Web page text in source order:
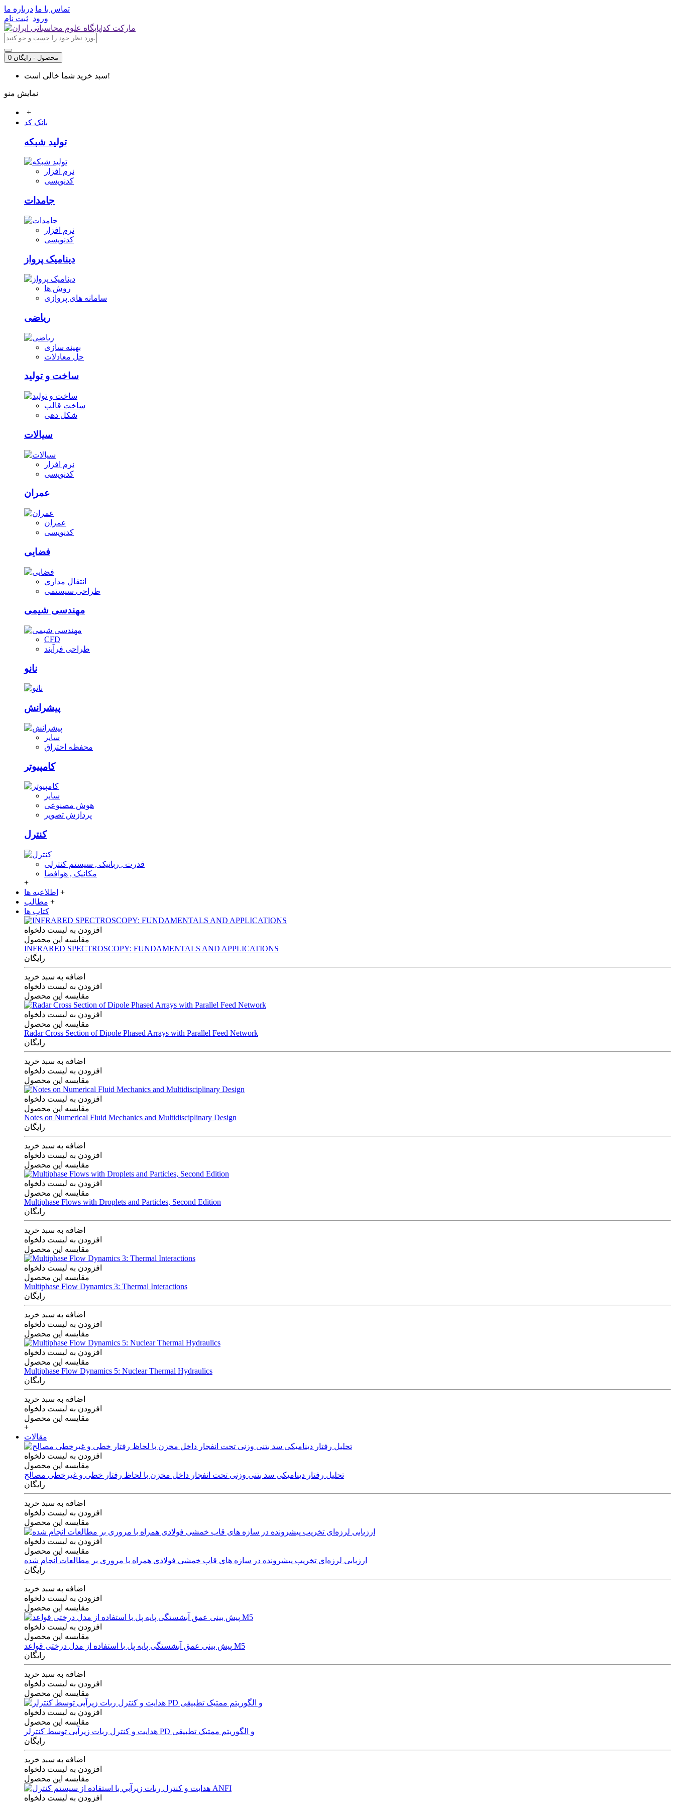
تماس با ما درباره ما
ورود ثبت نام
0 محصول - رایگان
سبد خرید شما خالی است!
نمایش منو
+
بانک کد
تولید شبکه
نرم افزار
کدنویسی
جامدات
نرم افزار
کدنویسی
دینامیک پرواز
روش ها
سامانه های پروازی
ریاضی
بهینه سازی
حل معادلات
ساخت و تولید
ساخت قالب
شکل دهی
سیالات
نرم افزار
کدنویسی
عمران
عمران
کدنویسی
فضایی
انتقال مداری
طراحی سیستمی
مهندسی شیمی
CFD
طراحی فرآیند
نانو
پیشرانش
سایر
محفظه احتراق
کامپیوتر
سایر
هوش مصنوعی
پردازش تصویر
کنترل
قدرت , رباتیک , سیستم کنترلی
مکانیک , هوافضا
+
اطلاعیه ها +
مطالب +
کتاب ها
افزودن به لیست دلخواه
مقایسه این محصول
INFRARED SPECTROSCOPY: FUNDAMENTALS AND APPLICATIONS
رایگان
اضافه به سبد خرید
افزودن به لیست دلخواه
مقایسه این محصول
افزودن به لیست دلخواه
مقایسه این محصول
Radar Cross Section of Dipole Phased Arrays with Parallel Feed Network
رایگان
اضافه به سبد خرید
افزودن به لیست دلخواه
مقایسه این محصول
افزودن به لیست دلخواه
مقایسه این محصول
Notes on Numerical Fluid Mechanics and Multidisciplinary Design
رایگان
اضافه به سبد خرید
افزودن به لیست دلخواه
مقایسه این محصول
افزودن به لیست دلخواه
مقایسه این محصول
Multiphase Flows with Droplets and Particles, Second Edition
رایگان
اضافه به سبد خرید
افزودن به لیست دلخواه
مقایسه این محصول
افزودن به لیست دلخواه
مقایسه این محصول
Multiphase Flow Dynamics 3: Thermal Interactions
رایگان
اضافه به سبد خرید
افزودن به لیست دلخواه
مقایسه این محصول
افزودن به لیست دلخواه
مقایسه این محصول
Multiphase Flow Dynamics 5: Nuclear Thermal Hydraulics
رایگان
اضافه به سبد خرید
افزودن به لیست دلخواه
مقایسه این محصول
+
مقالات
افزودن به لیست دلخواه
مقایسه این محصول
تحلیل رفتار دینامیکی سد بتنی وزنی تحت انفجار داخل مخزن با لحاظ رفتار خطی و غیرخطی مصالح
رایگان
اضافه به سبد خرید
افزودن به لیست دلخواه
مقایسه این محصول
افزودن به لیست دلخواه
مقایسه این محصول
ارزیابی لرزه‌ای تخریب پیشرونده در سازه های قاب خمشی فولادی همراه با مروری بر مطالعات انجام شده
رایگان
اضافه به سبد خرید
افزودن به لیست دلخواه
مقایسه این محصول
افزودن به لیست دلخواه
مقایسه این محصول
پیش بینی عمق آبشستگی پایه پل با استفاده از مدل درختی قواعد M5
رایگان
اضافه به سبد خرید
افزودن به لیست دلخواه
مقایسه این محصول
افزودن به لیست دلخواه
مقایسه این محصول
هدایت و کنترل ربات زیرآبی توسط کنترلر PD و الگوریتم ممتیک تطبیقی
رایگان
اضافه به سبد خرید
افزودن به لیست دلخواه
مقایسه این محصول
افزودن به لیست دلخواه